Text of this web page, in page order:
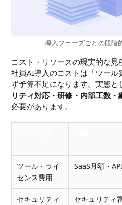
導入フェーズごとの段階
コスト・リソースの現実的な見
社員AI導入のコストは「ツー
ず予算不足になります。実態と
リティ対応・研修・内部工数・
必要があります。
ツール・ライ
センス費用
SaaS月額・
セキュリティ
セキュリティ